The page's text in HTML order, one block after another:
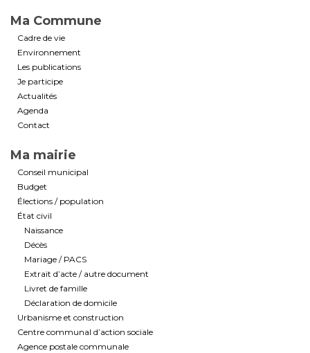
Ma Commune
Cadre de vie
Environnement
Les publications
Je participe
Actualités
Agenda
Contact
Ma mairie
Conseil municipal
Budget
Élections / population
État civil
Naissance
Décès
Mariage / PACS
Extrait d’acte / autre document
Livret de famille
Déclaration de domicile
Urbanisme et construction
Centre communal d’action sociale
Agence postale communale